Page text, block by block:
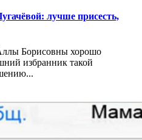
лучше присесть,
Борисовны хорошо
избранник такой